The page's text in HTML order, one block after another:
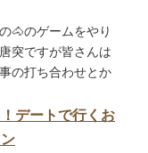
🐴のゲームをやり
突ですが皆さんは
の打ち合わせとか
デートで行くお